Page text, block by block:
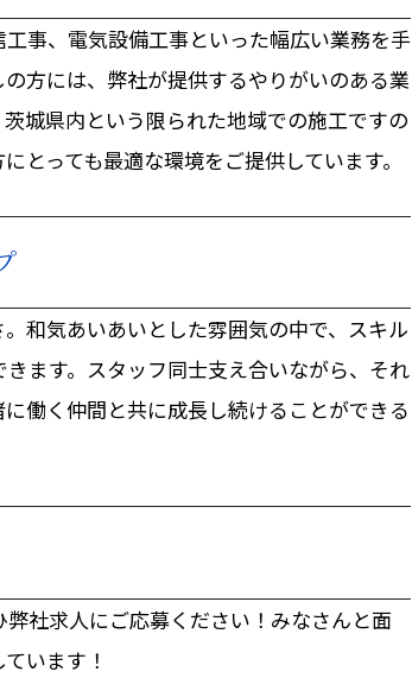
事、電気設備工事といった幅広い業務を手
方には、弊社が提供するやりがいのある業
城県内という限られた地域での施工ですの
とっても最適な環境をご提供しています。
和気あいあいとした雰囲気の中で、スキル
ます。スタッフ同士支え合いながら、それ
働く仲間と共に成長し続けることができる
社求人にご応募ください！みなさんと面
います！